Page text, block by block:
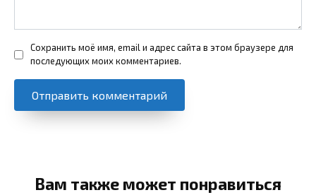
Сохранить моё имя, email и адрес сайта в этом браузере для
последующих моих комментариев.
Вам также может понравиться